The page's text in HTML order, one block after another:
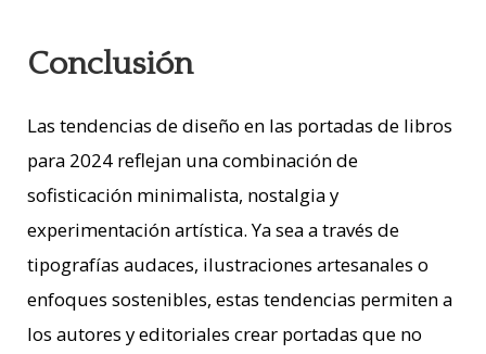
Conclusión
Las tendencias de diseño en las portadas de libros
para 2024 reflejan una combinación de
sofisticación minimalista, nostalgia y
experimentación artística. Ya sea a través de
tipografías audaces, ilustraciones artesanales o
enfoques sostenibles, estas tendencias permiten a
los autores y editoriales crear portadas que no